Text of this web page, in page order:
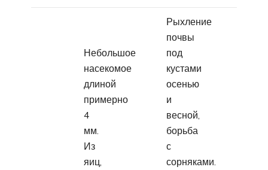
Небольшое
насекомое
длиной
примерно
4
мм.
Из
яиц,
Рыхление
почвы
под
кустами
осенью
и
весной,
борьба
с
сорняками.